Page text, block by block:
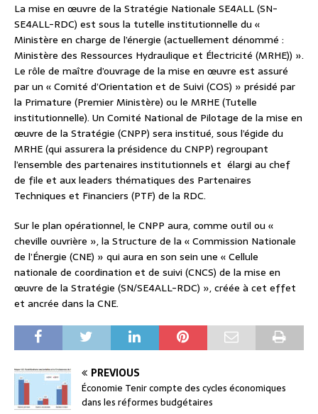
La mise en œuvre de la Stratégie Nationale SE4ALL (SN-
SE4ALL-RDC) est sous la tutelle institutionnelle du «
Ministère en charge de l’énergie (actuellement dénommé :
Ministère des Ressources Hydraulique et Électricité (MRHE)) ».
Le rôle de maître d’ouvrage de la mise en œuvre est assuré
par un « Comité d’Orientation et de Suivi (COS) » présidé par
la Primature (Premier Ministère) ou le MRHE (Tutelle
institutionnelle). Un Comité National de Pilotage de la mise en
œuvre de la Stratégie (CNPP) sera institué, sous l’égide du
MRHE (qui assurera la présidence du CNPP) regroupant
l’ensemble des partenaires institutionnels et élargi au chef
de file et aux leaders thématiques des Partenaires
Techniques et Financiers (PTF) de la RDC.
Sur le plan opérationnel, le CNPP aura, comme outil ou «
cheville ouvrière », la Structure de la « Commission Nationale
de l’Énergie (CNE) » qui aura en son sein une « Cellule
nationale de coordination et de suivi (CNCS) de la mise en
œuvre de la Stratégie (SN/SE4ALL-RDC) », créée à cet effet
et ancrée dans la CNE.
PREVIOUS
Économie Tenir compte des cycles économiques
dans les réformes budgétaires